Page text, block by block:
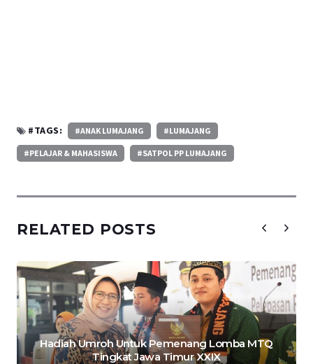
#TAGS: #ANAK LUMAJANG #LUMAJANG
#PELAJAR & MAHASISWA #SATPOL PP LUMAJANG
RELATED POSTS
Hadiah Umroh Untuk Pemenang Lomba MTQ
Tingkat Jawa Timur XXIX